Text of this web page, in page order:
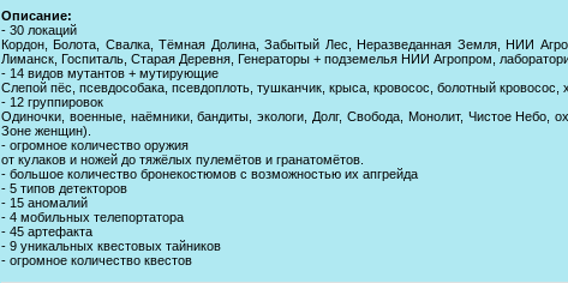
Описание:
- 30 локаций
Кордон, Болота, Свалка, Тёмная Долина, Забытый Лес, Неразведанная Земля, НИИ
Лиманск, Госпиталь, Старая Деревня, Генераторы + подземелья НИИ Агропром,
- 14 видов мутантов + мутирующие
Слепой пёс, псевдособака, псевдоплоть, тушканчик, крыса, кровосос, болотный кровосос,
- 12 группировок
Одиночки, военные, наёмники, бандиты, экологи, Долг, Свобода, Монолит, Чистое Небо,
Зоне женщин).
- огромное количество оружия
от кулаков и ножей до тяжёлых пулемётов и гранатомётов.
- большое количество бронекостюмов с возможностью их апгрейда
- 5 типов детекторов
- 15 аномалий
- 4 мобильных телепортатора
- 45 артефакта
- 9 уникальных квестовых тайников
- огромное количество квестов